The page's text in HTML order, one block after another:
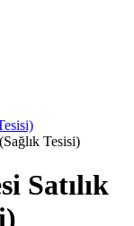
Tesisi)
Satılık